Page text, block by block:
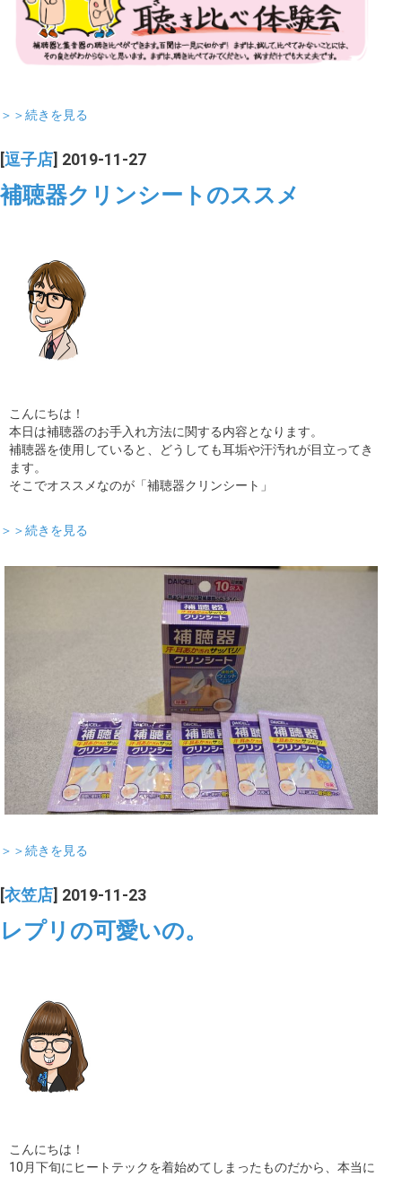
＞＞続きを見る
[逗子店] 2019-11-27
補聴器クリンシートのススメ
こんにちは！
本日は補聴器のお手入れ方法に関する内容となります。
補聴器を使用していると、どうしても耳垢や汗汚れが目立ってき
ます。
そこでオススメなのが「補聴器クリンシート」
＞＞続きを見る
＞＞続きを見る
衣笠店 ] 2019-11-23
レプリの可愛いの。
こんにちは！
10月下旬にヒートテックを着始めてしまったものだから、本当に